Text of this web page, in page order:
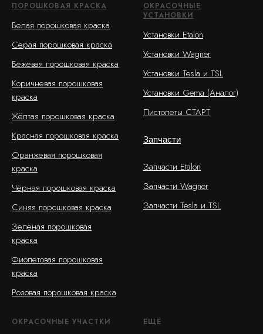
ПОРОШКОВАЯ КРАСКА
Белая порошковая краска
Серая порошковая краска
Бежевая порошковая краска
Коричневая порошковая
краска
Жёлтая порошковая краска
Красная порошковая краска
Оранжевая порошковая
краска
Чёрная порошковая краска
Синяя порошковая краска
Зелёная порошковая
краска
Фиолетовая порошковая
краска
Розовая порошковая краска
ОКРАСОЧНЫЕ
УСТАНОВКИ
Установки Etalon
Установки Wagner
Установки Tesla и TSL
Установки Gema (Аналог)
Пистолеты СТАРТ
Запчасти
Запчасти Etalon
Запчасти Wagner
Запчасти Tesla и TSL
ОКРАСОЧНЫЕ УЧАСТКИ ЕЩЁ